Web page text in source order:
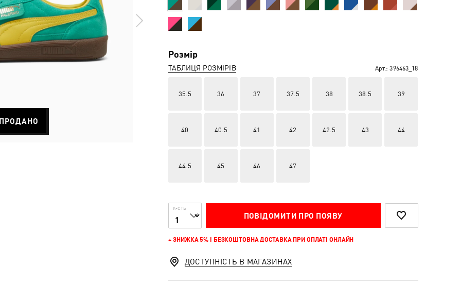
Розмір
ТАБЛИЦЯ РОЗМІРІВ Арт.: 396463_18
35.5 36 37 37.5 38 38.5 39
40 40.5 41 42 42.5 43 44
44.5 45 46 47
К-СТЬ
ПОВІДОМИТИ ПРО ПОЯВУ
+ ЗНИЖКА 5% І БЕЗКОШТОВНА ДОСТАВКА ПРИ ОПЛАТІ ОНЛАЙН
ДОСТУПНІСТЬ В МАГАЗИНАХ